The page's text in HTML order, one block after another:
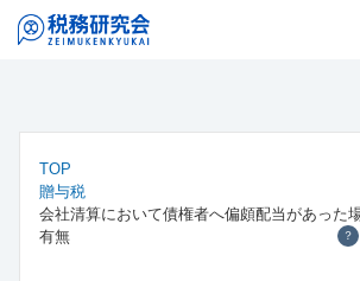
TOP
贈与税
会社清算において債権者へ偏頗配当があった
有無
？